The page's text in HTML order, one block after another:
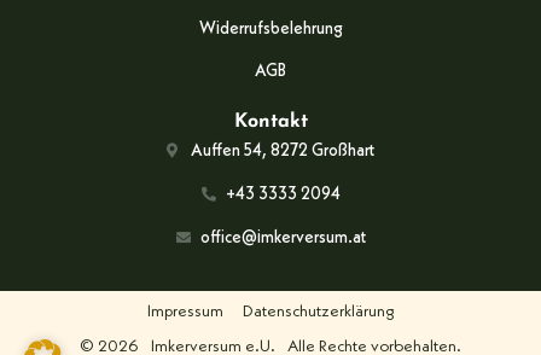
Widerrufsbelehrung
AGB
Kontakt
Auffen 54, 8272 Großhart
+43 3333 2094
office@imkerversum.at
Impressum Datenschutzerklärung
© 2026 Imkerversum e.U. Alle Rechte vorbehalten.